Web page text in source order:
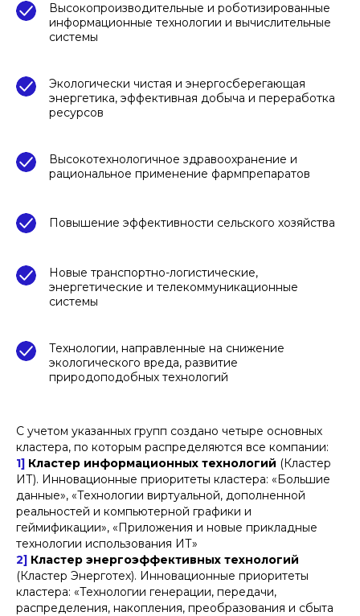
Высокопроизводительные и роботизированные
информационные технологии и вычислительные
системы
Экологически чистая и энергосберегающая
энергетика, эффективная добыча и переработка
ресурсов
Высокотехнологичное здравоохранение и
рациональное применение фармпрепаратов
Повышение эффективности сельского хозяйства
Новые транспортно-логистические,
энергетические и телекоммуникационные
системы
Технологии, направленные на снижение
экологического вреда, развитие
природоподобных технологий
С учетом указанных групп создано четыре основных
кластера, по которым распределяются все компании:
1] Кластер информационных технологий (Кластер
ИТ). Инновационные приоритеты кластера: «Большие
данные», «Технологии виртуальной, дополненной
реальностей и компьютерной графики и
геймификации», «Приложения и новые прикладные
технологии использования ИТ»
2] Кластер энергоэффективных технологий
(Кластер Энерготех). Инновационные приоритеты
кластера: «Технологии генерации, передачи,
распределения, накопления, преобразования и сбыта